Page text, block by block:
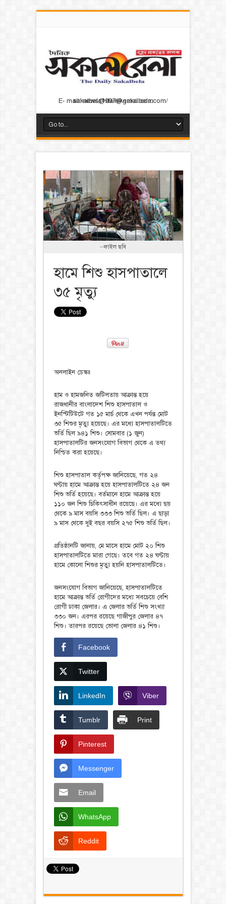
E- mail: news@dainiksakalbela.com/ sakalbela1997@gmail.com
--ফাইল ছবি
হামে শিশু হাসপাতালে
৩৫ মৃত্যু
অনলাইন ডেস্কঃ
হাম ও হামজনিত জটিলতায় আক্রান্ত হয়ে
রাজধানীর বাংলাদেশ শিশু হাসপাতাল ও
ইনস্টিটিউটে গত ১৫ মার্চ থেকে এখন পর্যন্ত মোট
৩৫ শিশুর মৃত্যু হয়েছে। এর মধ্যে হাসপাতালটিতে
ভর্তি ছিল ৯৪১ শিশু। সোমবার (১ জুন)
হাসপাতালটির জনসংযোগ বিভাগ থেকে এ তথ্য
নিশ্চিত করা হয়েছে।
শিশু হাসপাতাল কর্তৃপক্ষ জানিয়েছে, গত ২৪
ঘণ্টায় হামে আক্রান্ত হয়ে হাসপাতালটিতে ২৪ জন
শিশু ভর্তি হয়েছে। বর্তমানে হামে আক্রান্ত হয়ে
১১০ জন শিশু চিকিৎসাধীন রয়েছে। এর মধ্যে ছয়
থেকে ৯ মাস বয়সি ৩৩৩ শিশু ভর্তি ছিল। এ ছাড়া
৯ মাস থেকে দুই বছর বয়সি ২৭৫ শিশু ভর্তি ছিল।
প্রতিষ্ঠানটি জানায়, মে মাসে হামে মোট ২০ শিশু
হাসপাতালটিতে মারা গেছে। তবে গত ২৪ ঘণ্টায়
হামে কোনো শিশুর মৃত্যু হয়নি হাসপাতালটিতে।
জনসংযোগ বিভাগ জানিয়েছে, হাসপাতালটিতে
হামে আক্রান্ত ভর্তি রোগীদের মধ্যে সবচেয়ে বেশি
রোগী ঢাকা জেলার। এ জেলার ভর্তি শিশু সংখ্যা
৩৩০ জন। এরপর রয়েছে গাজীপুর জেলার ৪৭
শিশু। তারপর রয়েছে ভোলা জেলার ৪১ শিশু।
Facebook
Twitter
LinkedIn Viber
Tumblr Print
Pinterest
Messenger
Email
WhatsApp
Reddit